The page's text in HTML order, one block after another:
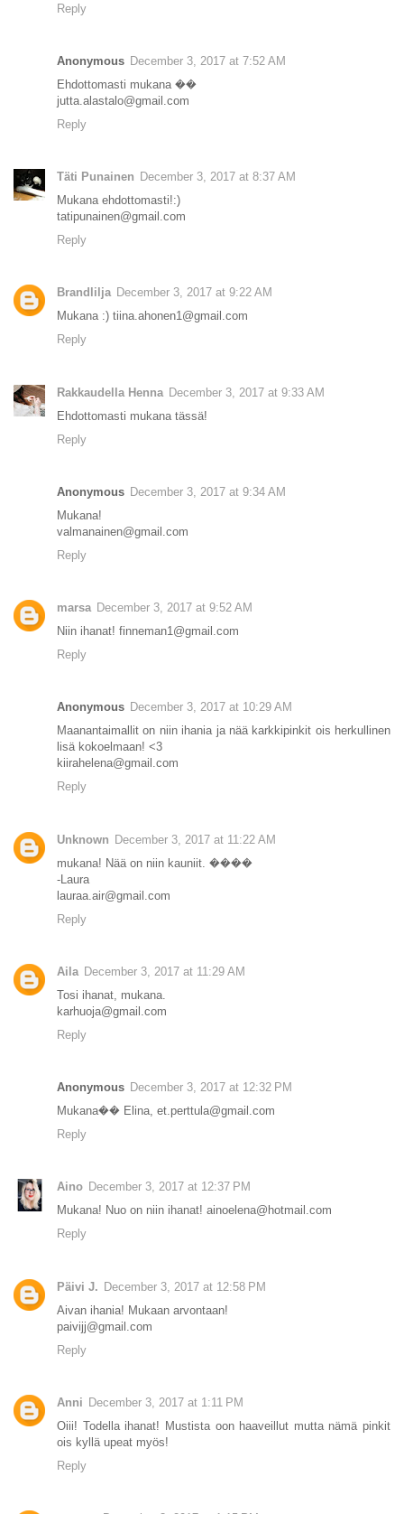
Reply
Anonymous December 3, 2017 at 7:52 AM
Ehdottomasti mukana ��
jutta.alastalo@gmail.com
Reply
Täti Punainen December 3, 2017 at 8:37 AM
Mukana ehdottomasti!:)
tatipunainen@gmail.com
Reply
Brandlilja December 3, 2017 at 9:22 AM
Mukana :) tiina.ahonen1@gmail.com
Reply
Rakkaudella Henna December 3, 2017 at 9:33 AM
Ehdottomasti mukana tässä!
Reply
Anonymous December 3, 2017 at 9:34 AM
Mukana!
valmanainen@gmail.com
Reply
marsa December 3, 2017 at 9:52 AM
Niin ihanat! finneman1@gmail.com
Reply
Anonymous December 3, 2017 at 10:29 AM
Maanantaimallit on niin ihania ja nää karkkipinkit ois herkullinen
lisä kokoelmaan! <3
kiirahelena@gmail.com
Reply
Unknown December 3, 2017 at 11:22 AM
mukana! Nää on niin kauniit. ����
-Laura
lauraa.air@gmail.com
Reply
Aila December 3, 2017 at 11:29 AM
Tosi ihanat, mukana.
karhuoja@gmail.com
Reply
Anonymous December 3, 2017 at 12:32 PM
Mukana�� Elina, et.perttula@gmail.com
Reply
Aino December 3, 2017 at 12:37 PM
Mukana! Nuo on niin ihanat! ainoelena@hotmail.com
Reply
Päivi J. December 3, 2017 at 12:58 PM
Aivan ihania! Mukaan arvontaan!
paivijj@gmail.com
Reply
Anni December 3, 2017 at 1:11 PM
Oiii! Todella ihanat! Mustista oon haaveillut mutta nämä pinkit
ois kyllä upeat myös!
Reply